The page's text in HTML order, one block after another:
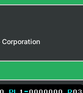
Corporation